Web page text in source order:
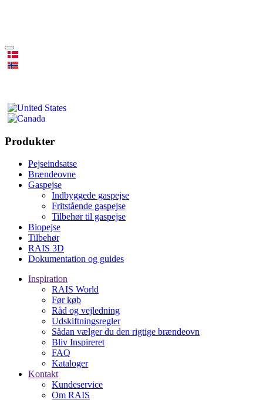
Produkter
Pejseindsatse
Brændeovne
Gaspejse
Indbyggede gaspejse
Fritstående gaspejse
Tilbehør til gaspejse
Biopejse
Tilbehør
RAIS 3D
Dokumentation og guides
Inspiration
RAIS World
Før køb
Råd og vejledning
Udskiftningsregler
Sådan vælger du den rigtige brændeovn
Bliv Inspireret
FAQ
Kataloger
Kontakt
Kundeservice
Om RAIS